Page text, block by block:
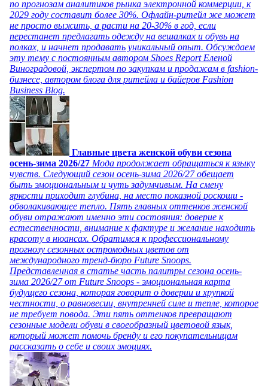
по прогнозам аналитиков рынка электронной коммерции, к
2029 году составит более 30%. Офлайн-ритейл же может
не просто выжить, а расти на 20-30% в год, если
перестанет предлагать одежду на вешалках и обувь на
полках, и начнет продавать уникальный опыт. Обсуждаем
эту тему с постоянным автором Shoes Report Еленой
Виноградовой, экспертом по закупкам и продажам в fashion-
бизнесе, автором блога для ритейла и байеров Fashion
Business Blog.
Главные цвета женской обуви сезона
осень-зима 2026/27 Мода продолжает обращаться к языку
чувств. Следующий сезон осень-зима 2026/27 обещает
быть эмоциональным и чуть задумчивым. На смену
яркости приходит глубина, на место показной роскоши -
обволакивающее тепло. Пять главных оттенков женской
обуви отражают именно эти состояния: доверие к
естественности, внимание к фактуре и желание находить
красоту в нюансах. Обратимся к профессиональному
прогнозу сезонных остромодных цветов от
международного тренд-бюро Future Snoops.
Представленная в статье часть палитры сезона осень-
зима 2026/27 от Future Snoops - эмоциональная карта
будущего сезона, которая говорит о доверии и хрупкой
честности, о равновесии, внутренней силе и тепле, которое
не требует повода. Эти пять оттенков превращают
сезонные модели обуви в своеобразный цветовой язык,
который может помочь бренду и его покупательницам
рассказать о себе и своих эмоциях.